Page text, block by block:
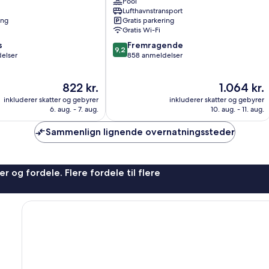
Prisen
er
822 kr.
822 kr.
inkluderer skatter og gebyrer
6. aug. - 7. aug.
Gili
Trawangan
Lufthavnstransport
Gratis parkering
Gratis Wi-Fi
9.2
ud
9,2 Fremragende
858 anmeldelser
Prisen
er
1.064 kr.
1.064 kr.
inkluderer skatter og gebyrer
10. aug. - 11. aug.
Sammenlign lignende overnatningssteder
og fordele. Flere fordele til flere